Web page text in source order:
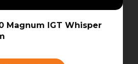
Magnum IGT Whisper